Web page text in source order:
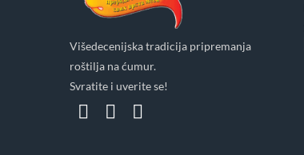
Višedecenijska tradicija pripremanja
roštilja na ćumur.
Svratite i uverite se!